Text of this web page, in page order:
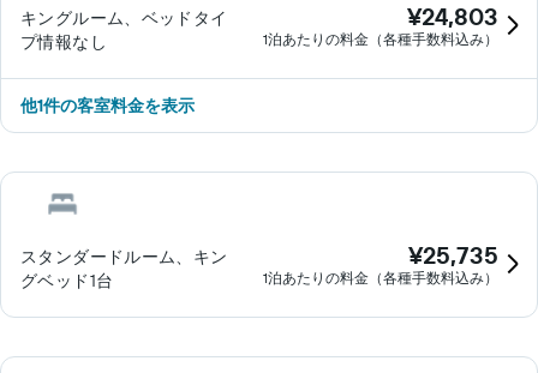
キングルーム、ベッドタイ
プ情報なし
¥24,803
1泊あたりの料金（各種手数料込み）
他1件の客室料金を表示
スタンダードルーム、キン
グベッド1台
¥25,735
1泊あたりの料金（各種手数料込み）